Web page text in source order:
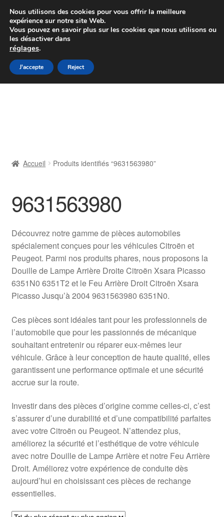
Colissimo livraison à partir de 7 EUR
Du lundi au vendredi de 9 h à 16 h
Aller
à
Aller
au
Livraison
Livraison internationale
Mon compte
Paiements
Plainte
Politique de confidentialité
Termes et conditions
Accueil Produits identifiés “9631563980”
9631563980
Découvrez notre gamme de pièces automobiles
spécialement conçues pour les véhicules Citroën et
Peugeot. Parmi nos produits phares, nous proposons la
Douille de Lampe Arrière Droite Citroën Xsara Picasso
6351N0 6351T2 et le Feu Arrière Droit Citroën Xsara
Picasso Jusqu’à 2004 9631563980 6351N0.
Ces pièces sont idéales tant pour les professionnels de
l’automobile que pour les passionnés de mécanique
souhaitant entretenir ou réparer eux-mêmes leur
véhicule. Grâce à leur conception de haute qualité, elles
garantissent une performance optimale et une sécurité
accrue sur la route.
Investir dans des pièces d’origine comme celles-ci, c’est
s’assurer d’une durabilité et d’une compatibilité parfaites
avec votre Citroën ou Peugeot. N’attendez plus,
améliorez la sécurité et l’esthétique de votre véhicule
avec notre Douille de Lampe Arrière et notre Feu Arrière
Droit. Améliorez votre expérience de conduite dès
aujourd’hui en choisissant ces pièces de rechange
essentielles.
Nous utilisons des cookies pour vous offrir la meilleure
expérience sur notre site Web.
Vous pouvez en savoir plus sur les cookies que nous utilisons ou
les désactiver dans
réglages.
J'accepte Reject